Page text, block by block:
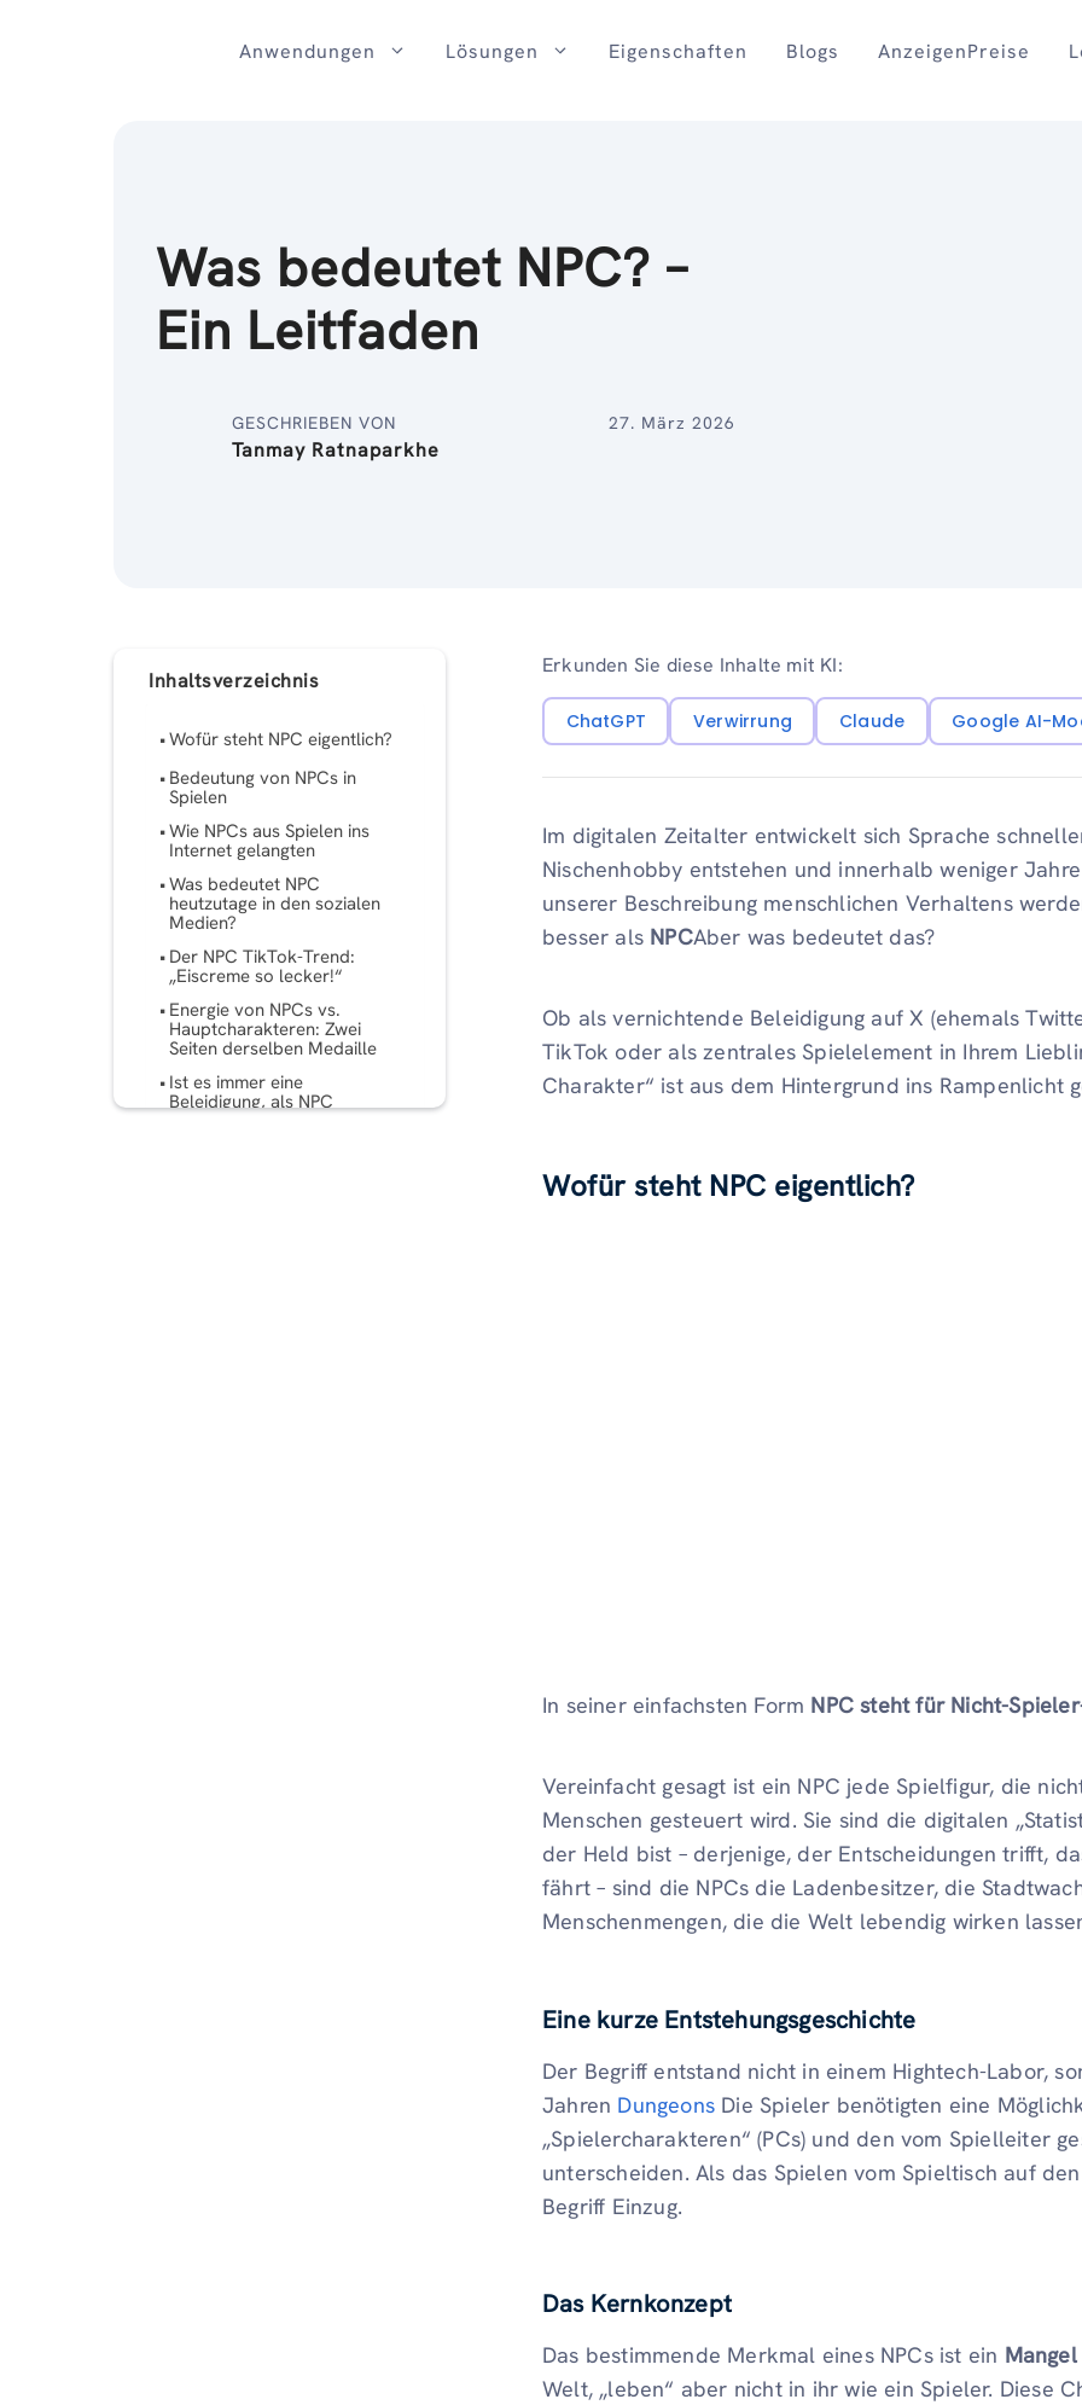
Anwendungen Lösungen Eigenschaften Blogs AnzeigenPreise
Was bedeutet NPC? –
Ein Leitfaden
GESCHRIEBEN VON
Tanmay Ratnaparkhe
27. März 2026
Inhaltsverzeichnis
Wofür steht NPC eigentlich?
Bedeutung von NPCs in
Spielen
Wie NPCs aus Spielen ins
Internet gelangten
Was bedeutet NPC
heutzutage in den sozialen
Medien?
Der NPC TikTok-Trend:
„Eiscreme so lecker!“
Energie von NPCs vs.
Hauptcharakteren: Zwei
Seiten derselben Medaille
Ist es immer eine
Beleidigung, als NPC
Erkunden Sie diese Inhalte mit KI:
ChatGPT Verwirrung Claude Google AI-
Im digitalen Zeitalter entwickelt sich Sprache
Nischenhobby entstehen und innerhalb weniger
unserer Beschreibung menschlichen Verhaltens
besser als NPCAber was bedeutet das?
Ob als vernichtende Beleidigung auf X (ehemals
TikTok oder als zentrales Spielelement in Ihrem
Charakter“ ist aus dem Hintergrund ins Rampenlicht
Wofür steht NPC eigentlich?
In seiner einfachsten Form NPC steht für Nicht-
Vereinfacht gesagt ist ein NPC jede Spielfigur, die
Menschen gesteuert wird. Sie sind die digitalen
der Held bist – derjenige, der Entscheidungen trifft,
fährt – sind die NPCs die Ladenbesitzer, die
Menschenmengen, die die Welt lebendig wirken
Eine kurze Entstehungsgeschichte
Der Begriff entstand nicht in einem Hightech-Labor,
Jahren Dungeons Die Spieler benötigten eine
„Spielercharakteren“ (PCs) und den vom Spielleiter
unterscheiden. Als das Spielen vom Spieltisch auf
Begriff Einzug.
Das Kernkonzept
Das bestimmende Merkmal eines NPCs ist ein
Welt, „leben“ aber nicht in ihr wie ein Spieler. Diese